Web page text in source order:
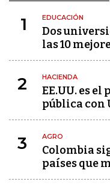
1 EDUCACIÓN
Dos
las 10
2 HACIENDA
EE.UU. es
pública con
3 AGRO
Colombia
países que